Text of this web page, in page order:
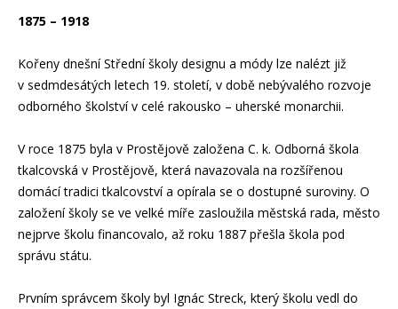
1875 – 1918
Kořeny dnešní Střední školy designu a módy lze nalézt již
v sedmdesátých letech 19. století, v době nebývalého rozvoje
odborného školství v celé rakousko – uherské monarchii.
V roce 1875 byla v Prostějově založena C. k. Odborná škola
tkalcovská v Prostějově, která navazovala na rozšířenou
domácí tradici tkalcovství a opírala se o dostupné suroviny. O
založení školy se ve velké míře zasloužila městská rada, město
nejprve školu financovalo, až roku 1887 přešla škola pod
správu státu.
Prvním správcem školy byl Ignác Streck, který školu vedl do